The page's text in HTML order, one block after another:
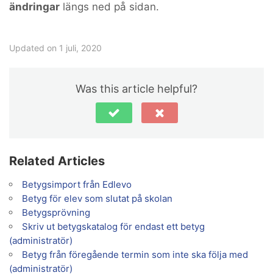
ändringar längs ned på sidan.
Updated on 1 juli, 2020
Was this article helpful?
Related Articles
Betygsimport från Edlevo
Betyg för elev som slutat på skolan
Betygsprövning
Skriv ut betygskatalog för endast ett betyg
(administratör)
Betyg från föregående termin som inte ska följa med
(administratör)